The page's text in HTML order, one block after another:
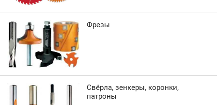
Фрезы
Свёрла, зенкеры, коронки,
патроны